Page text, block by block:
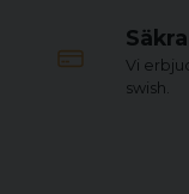
Vi
swish.